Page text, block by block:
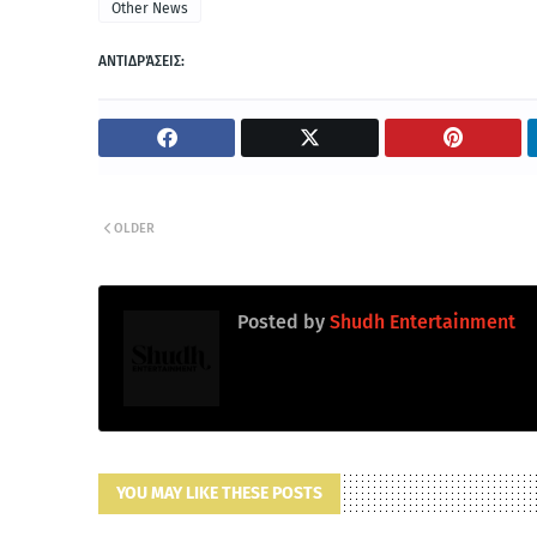
Other News
ΑΝΤΙΔΡΆΣΕΙΣ:
OLDER
Posted by Shudh Entertainment
YOU MAY LIKE THESE POSTS